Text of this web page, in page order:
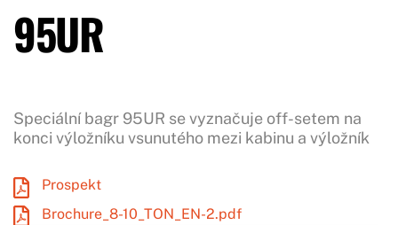
95UR
Speciální bagr 95UR se vyznačuje off-setem na
konci výložníku vsunutého mezi kabinu a výložník
Prospekt
Brochure_8-10_TON_EN-2.pdf